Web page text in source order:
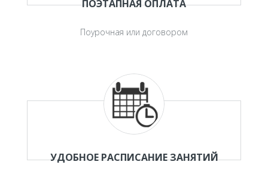
ПОЭТАПНАЯ ОПЛАТА
Поурочная или договором
УДОБНОЕ РАСПИСАНИЕ ЗАНЯТИЙ